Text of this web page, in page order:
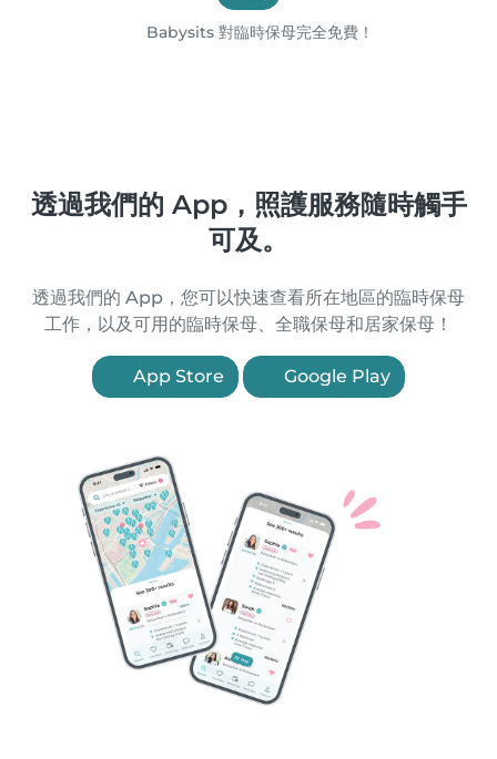
Babysits 對臨時保母完全免費！
透過我們的 App，照護服務隨時觸手
可及。
透過我們的 App，您可以快速查看所在地區的臨時保母
工作，以及可用的臨時保母、全職保母和居家保母！
App Store Google Play